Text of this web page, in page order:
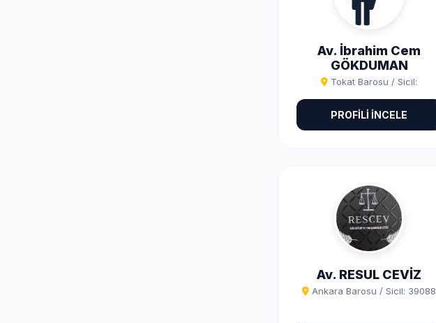
Av. İbrahim Cem
GÖKDUMAN
Tokat Barosu / Sicil:
PROFİLİ İNCELE
Av. RESUL CEVİZ
Ankara Barosu / Sicil: 39088